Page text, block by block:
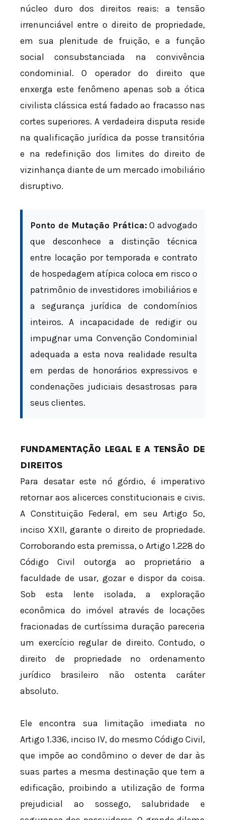
núcleo duro dos direitos reais: a tensão
irrenunciável entre o direito de propriedade,
em sua plenitude de fruição, e a função
social consubstanciada na convivência
condominial. O operador do direito que
enxerga este fenômeno apenas sob a ótica
civilista clássica está fadado ao fracasso nas
cortes superiores. A verdadeira disputa reside
na qualificação jurídica da posse transitória
e na redefinição dos limites do direito de
vizinhança diante de um mercado imobiliário
disruptivo.
Ponto de Mutação Prática: O advogado
que desconhece a distinção técnica
entre locação por temporada e contrato
de hospedagem atípica coloca em risco o
patrimônio de investidores imobiliários e
a segurança jurídica de condomínios
inteiros. A incapacidade de redigir ou
impugnar uma Convenção Condominial
adequada a esta nova realidade resulta
em perdas de honorários expressivos e
condenações judiciais desastrosas para
seus clientes.
FUNDAMENTAÇÃO LEGAL E A TENSÃO DE
DIREITOS
Para desatar este nó górdio, é imperativo
retornar aos alicerces constitucionais e civis.
A Constituição Federal, em seu Artigo 5º,
inciso XXII, garante o direito de propriedade.
Corroborando esta premissa, o Artigo 1.228 do
Código Civil outorga ao proprietário a
faculdade de usar, gozar e dispor da coisa.
Sob esta lente isolada, a exploração
econômica do imóvel através de locações
fracionadas de curtíssima duração pareceria
um exercício regular de direito. Contudo, o
direito de propriedade no ordenamento
jurídico brasileiro não ostenta caráter
absoluto.
Ele encontra sua limitação imediata no
Artigo 1.336, inciso IV, do mesmo Código Civil,
que impõe ao condômino o dever de dar às
suas partes a mesma destinação que tem a
edificação, proibindo a utilização de forma
prejudicial ao sossego, salubridade e